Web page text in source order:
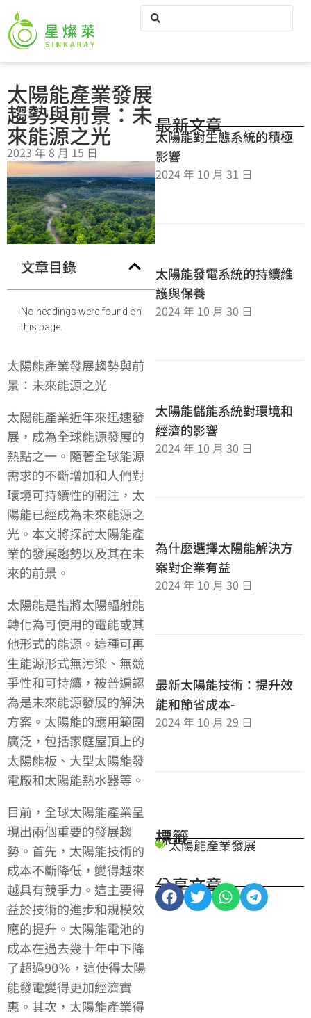
太陽能產業發展
趨勢與前景：未
來能源之光
2023 年 8 月 15 日
文章目錄
No headings were found on
this page.
太陽能產業發展趨勢與前
景：未來能源之光
太陽能產業近年來迅速發
展，成為全球能源發展的
熱點之一。隨著全球能源
需求的不斷增加和人們對
環境可持續性的關注，太
陽能已經成為未來能源之
光。本文將探討太陽能產
業的發展趨勢以及其在未
來的前景。
太陽能是指將太陽輻射能
轉化為可使用的電能或其
他形式的能源。這種可再
生能源形式無污染、無競
爭性和可持續，被普遍認
為是未來能源發展的解決
方案。太陽能的應用範圍
廣泛，包括家庭屋頂上的
太陽能板、大型太陽能發
電廠和太陽能熱水器等。
目前，全球太陽能產業呈
現出兩個重要的發展趨
勢。首先，太陽能技術的
成本不斷降低，變得越來
越具有競爭力。這主要得
益於技術的進步和規模效
應的提升。太陽能電池的
成本在過去幾十年中下降
了超過90％，這使得太陽
能發電變得更加經濟實
惠。其次，太陽能產業得
最新文章
太陽能對生態系統的積極
影響
2024 年 10 月 31 日
太陽能發電系統的持續維
護與保養
2024 年 10 月 30 日
太陽能儲能系統對環境和
經濟的影響
2024 年 10 月 30 日
為什麼選擇太陽能解決方
案對企業有益
2024 年 10 月 30 日
最新太陽能技術：提升效
能和節省成本-
2024 年 10 月 29 日
標籤
太陽能產業發展
分享文章